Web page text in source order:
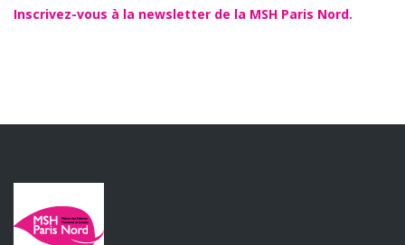
Inscrivez-vous à la newsletter de la MSH Paris Nord.